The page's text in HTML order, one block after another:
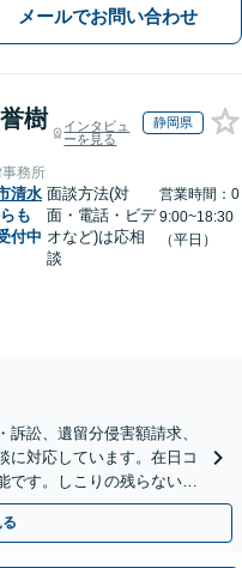
メールでお問い合わせ
樹
インタビュ
ーを見る
静岡県
務所
清水
も
付中
面談方法(対
面・電話・ビデ
オなど)は応相
談
営業時間：0
9:00~18:30
（平日）
訴訟、遺留分侵害額請求、
に対応しています。在日コ
です。しこりの残らない解